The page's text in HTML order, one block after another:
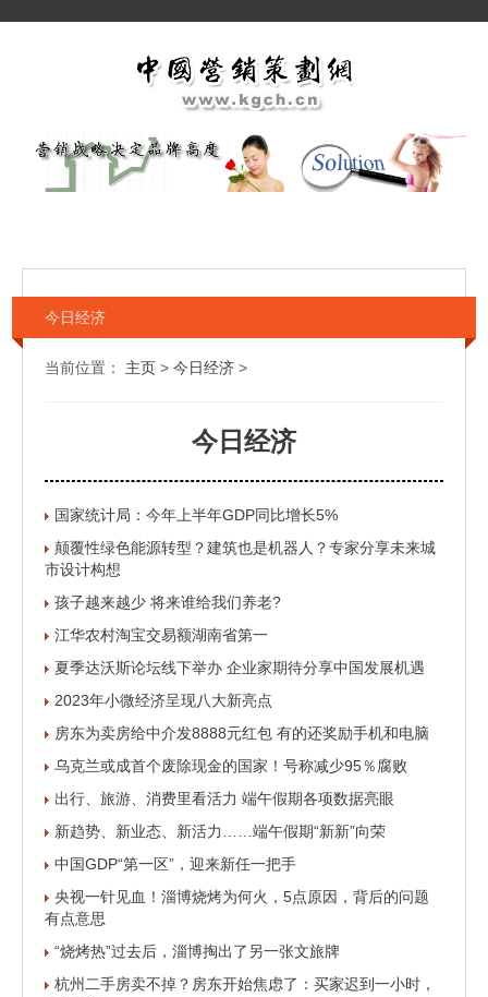
今日经济
当前位置： 主页 > 今日经济 >
今日经济
国家统计局：今年上半年GDP同比增长5%
颠覆性绿色能源转型？建筑也是机器人？专家分享未来城
市设计构想
孩子越来越少 将来谁给我们养老?
江华农村淘宝交易额湖南省第一
夏季达沃斯论坛线下举办 企业家期待分享中国发展机遇
2023年小微经济呈现八大新亮点
房东为卖房给中介发8888元红包 有的还奖励手机和电脑
乌克兰或成首个废除现金的国家！号称减少95％腐败
出行、旅游、消费里看活力 端午假期各项数据亮眼
新趋势、新业态、新活力……端午假期“新新”向荣
中国GDP“第一区”，迎来新任一把手
央视一针见血！淄博烧烤为何火，5点原因，背后的问题
有点意思
“烧烤热”过去后，淄博掏出了另一张文旅牌
杭州二手房卖不掉？房东开始焦虑了：买家迟到一小时，